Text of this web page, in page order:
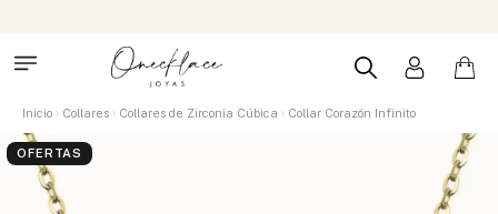
Inicio Collares Collares de Zirconia Cúbica Collar Corazón Infinito
OFERTAS